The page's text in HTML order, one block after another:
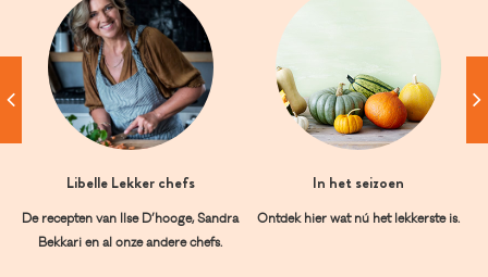
Libelle Lekker chefs
De recepten van Ilse D’hooge, Sandra
Bekkari en al onze andere chefs.
In het seizoen
Ontdek hier wat nú het lekkerste is.